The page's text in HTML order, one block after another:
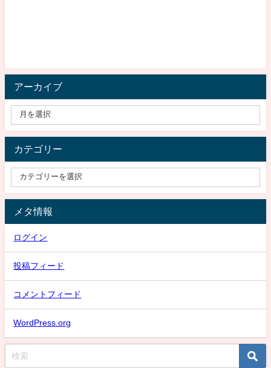
アーカイブ
カテゴリー
メタ情報
ログイン
投稿フィード
コメントフィード
WordPress.org